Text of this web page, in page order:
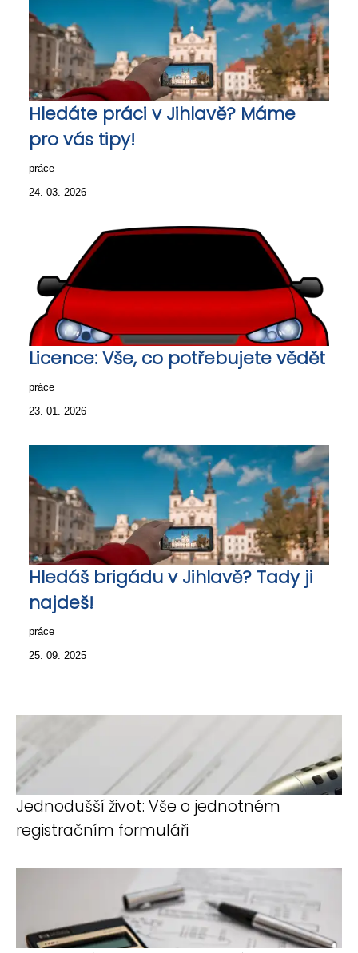
Hledáte práci v Jihlavě? Máme
pro vás tipy!
práce
24. 03. 2026
Licence: Vše, co potřebujete vědět
práce
23. 01. 2026
Hledáš brigádu v Jihlavě? Tady ji
najdeš!
práce
25. 09. 2025
Jednodušší život: Vše o jednotném
registračním formuláři